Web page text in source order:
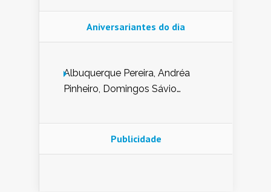
Aniversariantes do dia
Albuquerque Pereira, Andréa
Pinheiro, Domingos Sávio
Nunes de Sena, Fátima Peixoto,
Glória Pereira, Kátia Mesel,
Publicidade